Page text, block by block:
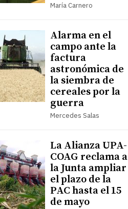
María Carnero
Alarma en el
campo ante la
factura
astronómica de
la siembra de
cereales por la
guerra
Mercedes Salas
La Alianza UPA-
COAG reclama a
la Junta ampliar
el plazo de la
PAC hasta el 15
de mayo